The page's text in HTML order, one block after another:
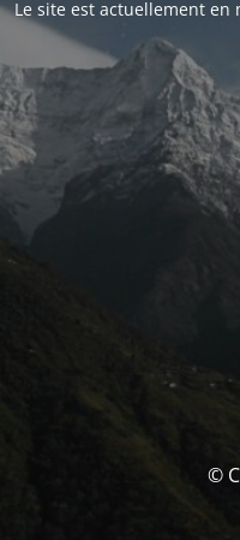
Le site est actuellement
©